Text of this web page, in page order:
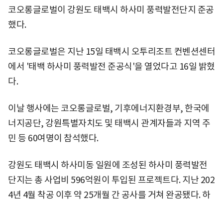
코오롱글로벌이 강원도 태백시 하사미 풍력발전단지 준공
했다.
코오롱글로벌은 지난 15일 태백시 오투리조트 컨벤션센터
에서 '태백 하사미 풍력발전 준공식'을 열었다고 16일 밝혔
다.
이날 행사에는 코오롱글로벌, 기후에너지환경부, 한국에
너지공단, 강원특별자치도 및 태백시 관계자들과 지역 주
민 등 60여명이 참석했다.
강원도 태백시 하사미동 일원에 조성된 하사미 풍력발전
단지는 총 사업비 596억원이 투입된 프로젝트다. 지난 202
4년 4월 착공 이후 약 25개월 간 공사를 거쳐 완공됐다. 하